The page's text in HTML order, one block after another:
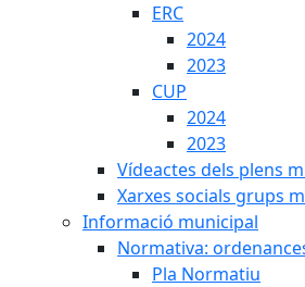
ERC
2024
2023
CUP
2024
2023
Vídeactes dels plens
Xarxes socials grups
Informació municipal
Normativa:
Pla Normatiu